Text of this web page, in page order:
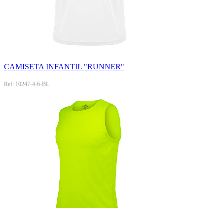
CAMISETA INFANTIL "RUNNER"
Ref: 10247-4-6-BL